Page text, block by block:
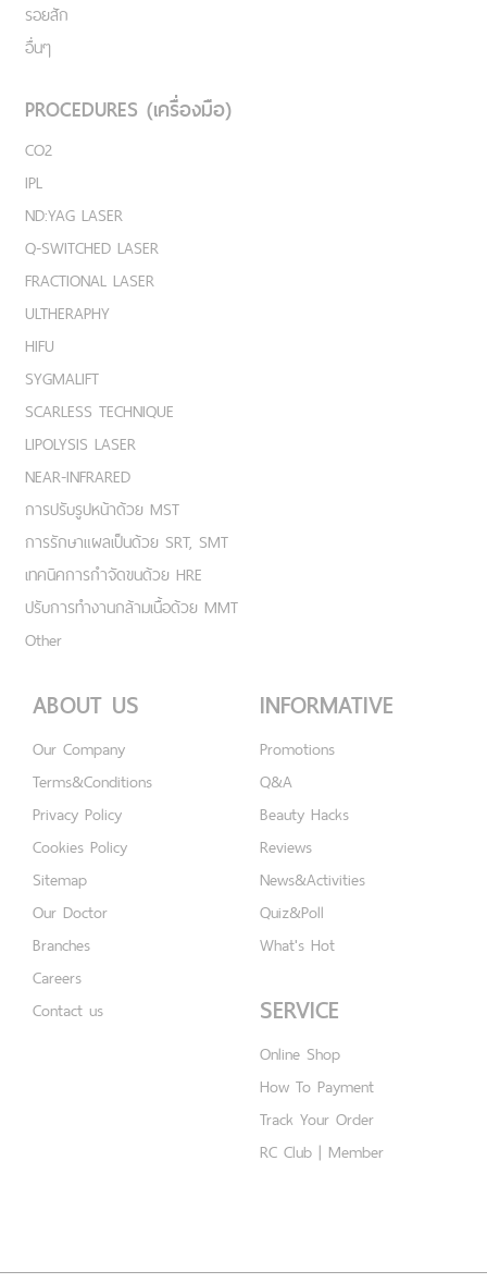
รอยสัก
อื่นๆ
PROCEDURES (เครื่องมือ)
CO2
IPL
ND:YAG LASER
Q-SWITCHED LASER
FRACTIONAL LASER
ULTHERAPHY
HIFU
SYGMALIFT
SCARLESS TECHNIQUE
LIPOLYSIS LASER
NEAR-INFRARED
การปรับรูปหน้าด้วย MST
การรักษาแผลเป็นด้วย SRT, SMT
เทคนิคการกำจัดขนด้วย HRE
ปรับการทำงานกล้ามเนื้อด้วย MMT
Other
ABOUT US
Our Company
Terms&Conditions
Privacy Policy
Cookies Policy
Sitemap
Our Doctor
Branches
Careers
Contact us
INFORMATIVE
Promotions
Q&A
Beauty Hacks
Reviews
News&Activities
Quiz&Poll
What's Hot
SERVICE
Online Shop
How To Payment
Track Your Order
RC Club | Member